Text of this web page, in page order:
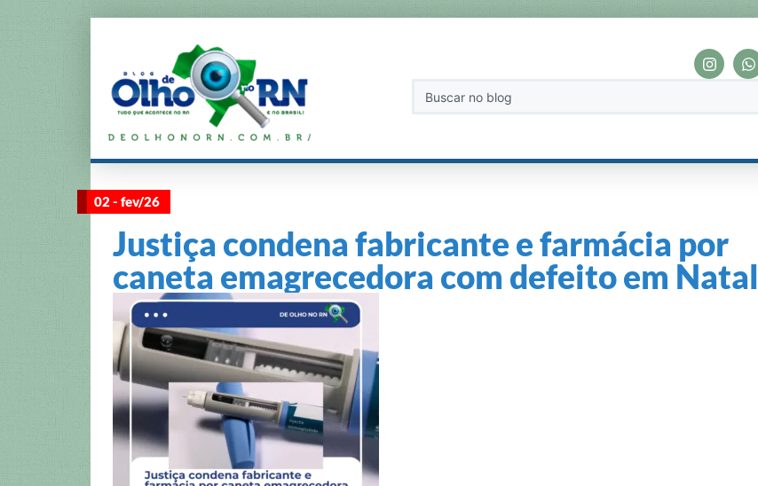
02 - fev/26
Justiça condena fabricante e farmácia por
caneta emagrecedora com defeito em Natal